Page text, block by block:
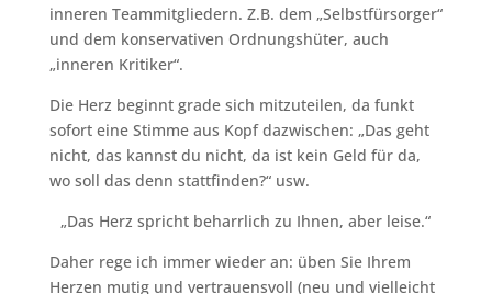
inneren Teammitgliedern. Z.B. dem „Selbstfürsorger“
und dem konservativen Ordnungshüter, auch
„inneren Kritiker“.
Die Herz beginnt grade sich mitzuteilen, da funkt
sofort eine Stimme aus Kopf dazwischen: „Das geht
nicht, das kannst du nicht, da ist kein Geld für da,
wo soll das denn stattfinden?“ usw.
„Das Herz spricht beharrlich zu Ihnen, aber leise.“
Daher rege ich immer wieder an: üben Sie Ihrem
Herzen mutig und vertrauensvoll (neu und vielleicht